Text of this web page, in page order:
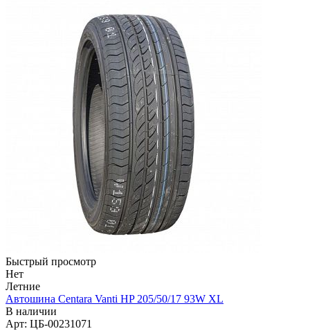
Быстрый просмотр
Нет
Летние
Автошина Centara Vanti HP 205/50/17 93W XL
В наличии
Арт: ЦБ-00231071